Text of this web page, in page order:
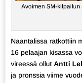
Avoimen SM-
Naantalissa ratkottiin
16 pelaajan kisassa
vireessä ollut Antti
ja pronssia viime